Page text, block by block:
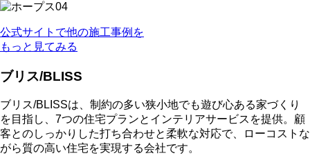
公式サイトで他の施工事例を
もっと見てみる
ブリス/BLISS
ブリス/BLISSは、制約の多い狭小地でも遊び心ある家づくり
を目指し、7つの住宅プランとインテリアサービスを提供。顧
客とのしっかりした打ち合わせと柔軟な対応で、ローコストな
がら質の高い住宅を実現する会社です。